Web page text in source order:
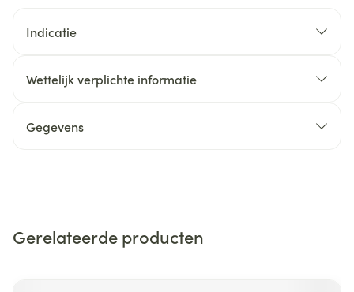
Indicatie
Wettelijk verplichte informatie
Gegevens
Gerelateerde producten